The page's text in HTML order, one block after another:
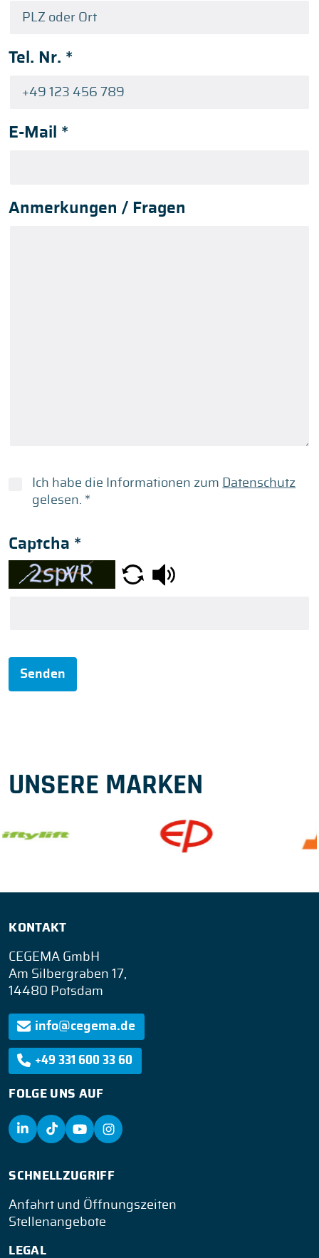
Tel. Nr. *
E-Mail *
Anmerkungen / Fragen
Ich habe die Informationen zum Datenschutz
gelesen. *
Captcha *
Senden
UNSERE MARKEN
KONTAKT
CEGEMA GmbH
Am Silbergraben 17,
14480 Potsdam
info@cegema.de
+49 331 600 33 60
FOLGE UNS AUF
SCHNELLZUGRIFF
Anfahrt und Öffnungszeiten
Stellenangebote
LEGAL